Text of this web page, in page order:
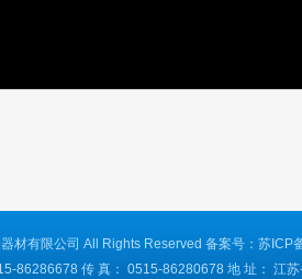
材有限公司 All Rights Reserved 备案号： 苏ICP
86286678 传 真： 0515-86280678 地 址： 江